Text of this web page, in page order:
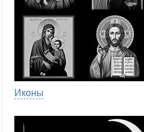
Иконы